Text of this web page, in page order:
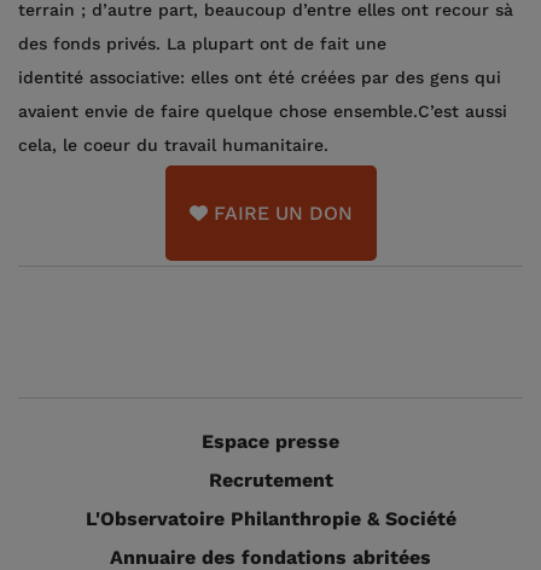
terrain ; d’autre part, beaucoup d’entre elles ont recour sà
des fonds privés. La plupart ont de fait une
identité associative: elles ont été créées par des gens qui
avaient envie de faire quelque chose ensemble.C’est aussi
cela, le coeur du travail humanitaire.
FAIRE UN DON
Espace presse
Recrutement
L'Observatoire Philanthropie & Société
Annuaire des fondations abritées